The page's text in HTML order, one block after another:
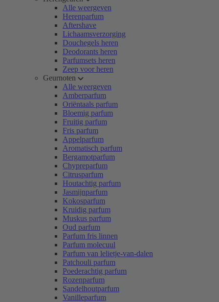
Alle weergeven
Herenparfum
Aftershave
Lichaamsverzorging
Douchegels heren
Deodorants heren
Parfumsets heren
Zeep voor heren
Geurnoten
Alle weergeven
Amberparfum
Oriëntaals parfum
Bloemig parfum
Fruitig parfum
Fris parfum
Appelparfum
Aromatisch parfum
Bergamotparfum
Chypreparfum
Citrusparfum
Houtachtig parfum
Jasmijnparfum
Kokosparfum
Kruidig parfum
Muskus parfum
Oud parfum
Parfum fris linnen
Parfum molecuul
Parfum van lelietje-van-dalen
Patchouli parfum
Poederachtig parfum
Rozenparfum
Sandelhoutparfum
Vanilleparfum